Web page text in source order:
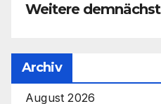
Weitere demnächst
Archiv
August 2026